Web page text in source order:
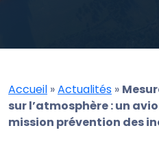
Accueil »Actualités »
sur l’atmosphère : un
mission prévention des